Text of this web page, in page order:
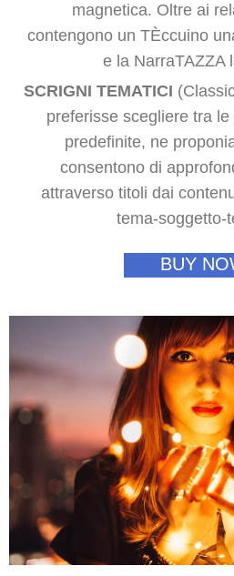
magnetica. Oltre ai
contengono un TÈccuino
e la NarraTAZZA
SCRIGNI TEMATICI
preferisse scegliere tra
predefinite, ne
consentono di
attraverso titoli dai
tema-soggetto-
BUY